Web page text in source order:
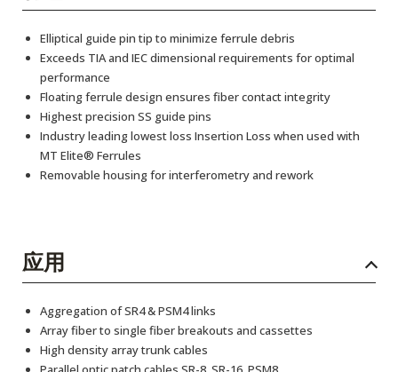
Elliptical guide pin tip to minimize ferrule debris
Exceeds TIA and IEC dimensional requirements for optimal
performance
Floating ferrule design ensures fiber contact integrity
Highest precision SS guide pins
Industry leading lowest loss Insertion Loss when used with
MT Elite® Ferrules
Removable housing for interferometry and rework
应用
Aggregation of SR4 & PSM4 links
Array fiber to single fiber breakouts and cassettes
High density array trunk cables